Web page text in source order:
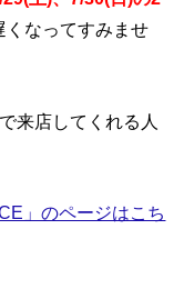
くなってすみませ
来店してくれる人
」のページはこち